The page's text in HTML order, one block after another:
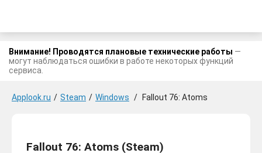
Внимание! Проводятся плановые технические работы —
могут наблюдаться ошибки в работе некоторых функций
сервиса.
Applook.ru / Steam / Windows / Fallout 76: Atoms
Fallout 76: Atoms (Steam)